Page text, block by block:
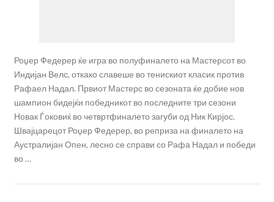
Роџер Федерер ќе игра во полуфиналето на Мастерсот во
Индијан Велс, откако славеше во тенискиот класик против
Рафаел Надал. Првиот Мастерс во сезоната ќе добие нов
шампион бидејќи победникот во последните три сезони
Новак Ѓоковиќ во четвртфиналето загуби од Ник Кирјос.
Швајцарецот Роџер Федерер, во реприза на финалето на
Аустралијан Опен, лесно се справи со Рафа Надал и победи
во …